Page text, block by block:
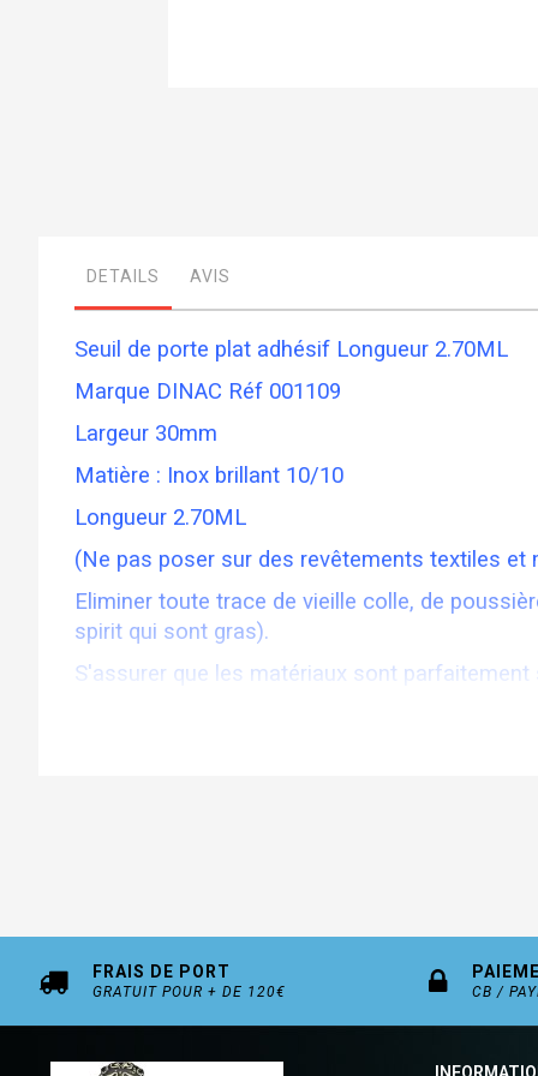
DETAILS
Seuil de porte plat adhésif Longueur 2.70ML
Marque DINAC Réf 001109
Largeur 30mm
Matière : Inox brillant 10/10
Longueur 2.70ML
(Ne pas poser sur des revêtements textiles et
Eliminer toute trace de vieille colle, de
spirit qui sont gras).
S'assurer que les matériaux sont parfaitement
AVIS
FRAIS DE PORT
GRATUIT POUR + DE 120€ CB /